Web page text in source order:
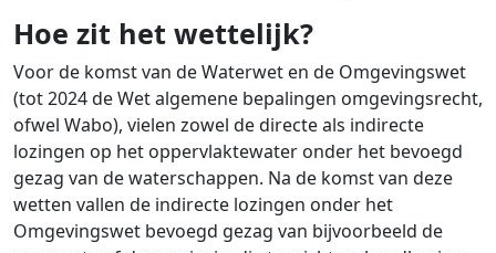
Hoe zit het wettelijk?
Voor de komst van de Waterwet en de Omgevingswet
(tot 2024 de Wet algemene bepalingen omgevingsrecht,
ofwel Wabo), vielen zowel de directe als indirecte
lozingen op het oppervlaktewater onder het bevoegd
gezag van de waterschappen. Na de komst van deze
wetten vallen de indirecte lozingen onder het
Omgevingswet bevoegd gezag van bijvoorbeeld de